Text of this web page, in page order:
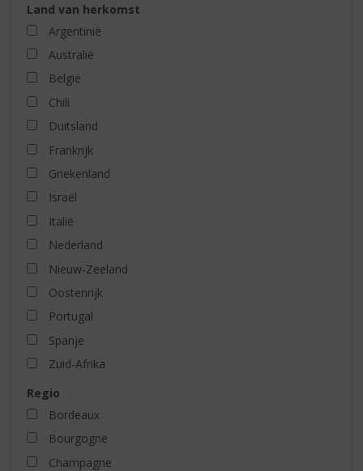
Land van herkomst
Argentinië
Australië
België
Chili
Duitsland
Frankrijk
Griekenland
Israël
Italië
Nederland
Nieuw-Zeeland
Oostenrijk
Portugal
Spanje
Zuid-Afrika
Regio
Bordeaux
Bourgogne
Champagne